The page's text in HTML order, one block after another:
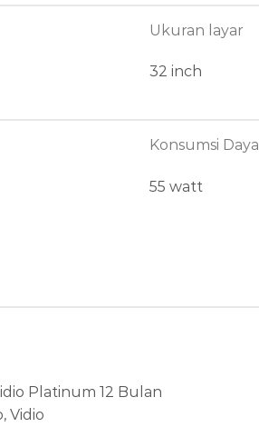
Ukuran layar
32 inch
Konsumsi Daya
55 watt
Platinum 12 Bulan
Vidio